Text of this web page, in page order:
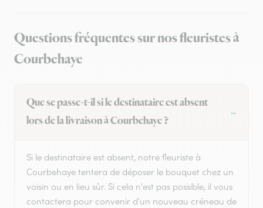
Questions fréquentes sur nos fleuristes à
Courbehaye
Que se passe-t-il si le destinataire est absent
lors de la livraison à Courbehaye ?
Si le destinataire est absent, notre fleuriste à
Courbehaye tentera de déposer le bouquet chez un
voisin ou en lieu sûr. Si cela n'est pas possible, il vous
contactera pour convenir d'un nouveau créneau de